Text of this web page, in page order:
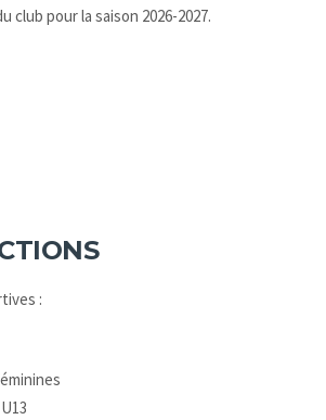
pour la saison 2026-2027.
: